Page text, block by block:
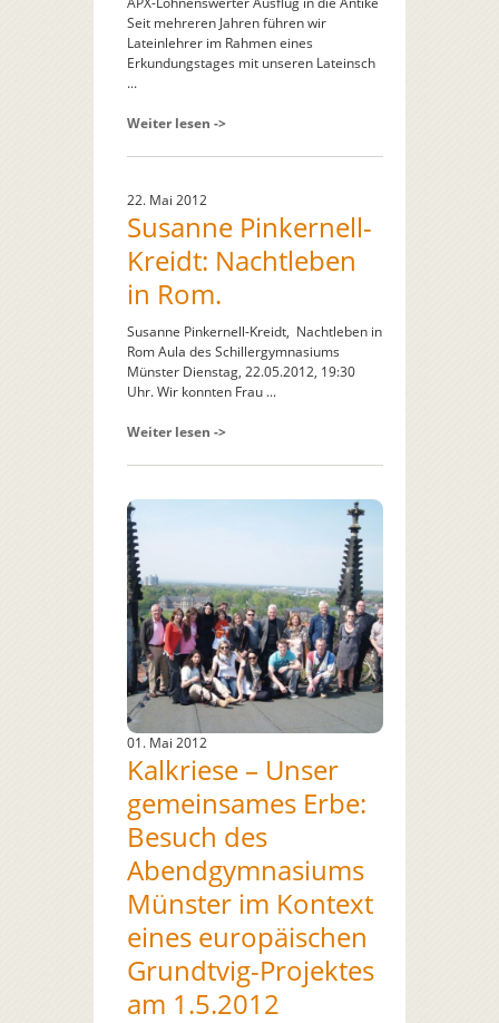
Seit mehreren Jahren führen wir
Lateinlehrer im Rahmen eines
Erkundungstages mit unseren Lateinsch
...
Weiter lesen ->
22. Mai 2012
Susanne Pinkernell-
Kreidt: Nachtleben
in Rom.
Susanne Pinkernell-Kreidt, Nachtleben in
Rom Aula des Schillergymnasiums
Münster Dienstag, 22.05.2012, 19:30
Uhr. Wir konnten Frau ...
Weiter lesen ->
01. Mai 2012
Kalkriese – Unser
gemeinsames Erbe:
Besuch des
Abendgymnasiums
Münster im Kontext
eines europäischen
Grundtvig-Projektes
am 1.5.2012